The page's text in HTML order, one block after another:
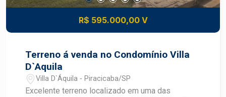
R$ 595.000,00 V
Terreno á venda no Condomínio Villa
D`Aquila
Villa D`Áquila - Piracicaba/SP
Excelente terreno localizado em uma das